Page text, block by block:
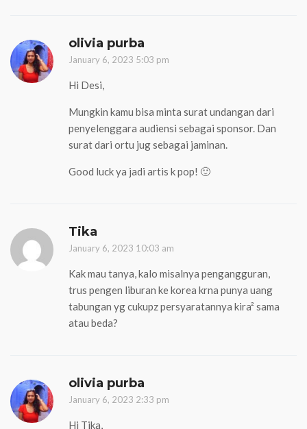
olivia purba
January 6, 2023 5:03 pm
Hi Desi,
Mungkin kamu bisa minta surat undangan dari
penyelenggara audiensi sebagai sponsor. Dan
surat dari ortu jug sebagai jaminan.
Good luck ya jadi artis k pop! 🙂
Tika
January 6, 2023 10:03 am
Kak mau tanya, kalo misalnya pengangguran,
trus pengen liburan ke korea krna punya uang
tabungan yg cukupz persyaratannya kira² sama
atau beda?
olivia purba
January 6, 2023 2:33 pm
Hi Tika,